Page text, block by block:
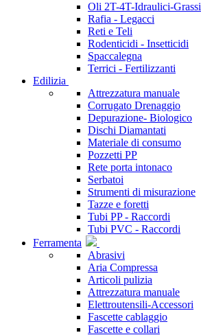
Oli 2T-4T-Idraulici-Grassi
Rafia - Legacci
Reti e Teli
Rodenticidi - Insetticidi
Spaccalegna
Terrici - Fertilizzanti
Edilizia
Attrezzatura manuale
Corrugato Drenaggio
Depurazione- Biologico
Dischi Diamantati
Materiale di consumo
Pozzetti PP
Rete porta intonaco
Serbatoi
Strumenti di misurazione
Tazze e foretti
Tubi PP - Raccordi
Tubi PVC - Raccordi
Ferramenta
Abrasivi
Aria Compressa
Articoli pulizia
Attrezzatura manuale
Elettroutensili-Accessori
Fascette cablaggio
Fascette e collari